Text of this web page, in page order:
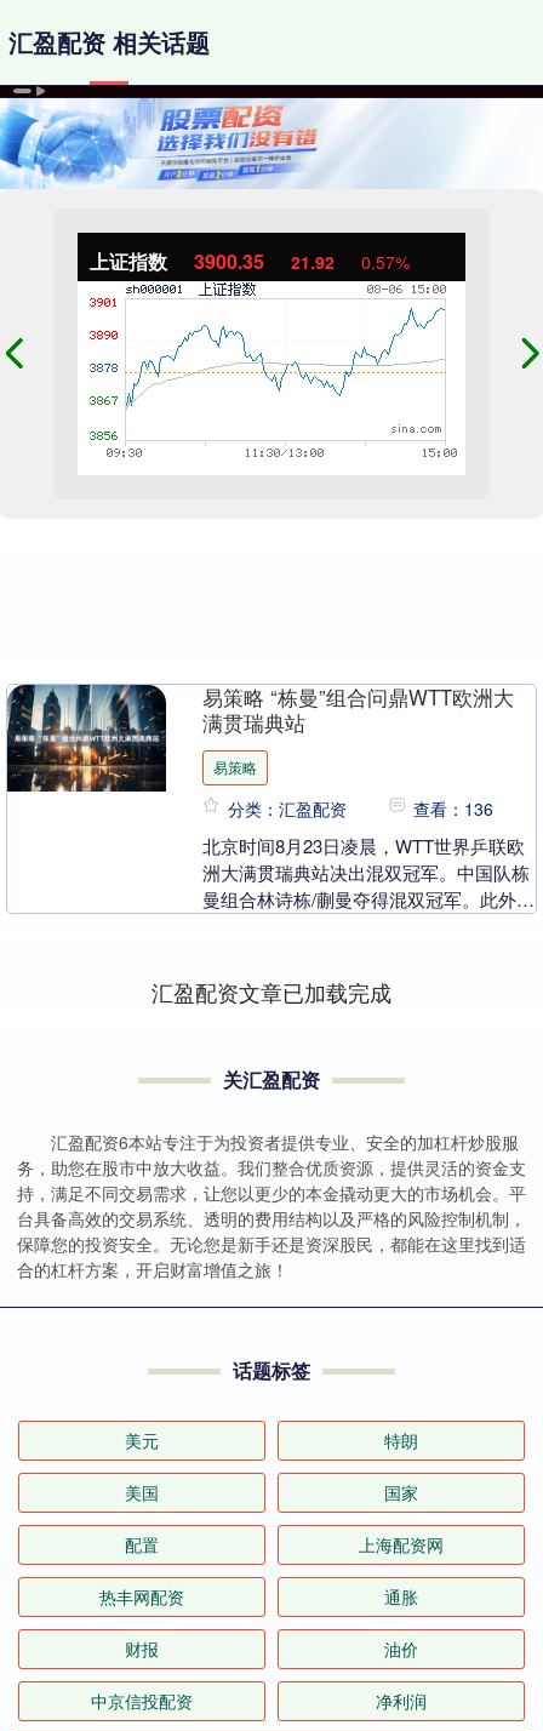
上证指数 3900.35 21.92 0.57%
汇盈配资 相关话题
易策略 “栋曼”组合问鼎WTT欧洲大
满贯瑞典站
易策略
分类：汇盈配资 查看：136
北京时间8月23日凌晨，WTT世界乒联欧
洲大满贯瑞典站决出混双冠军。中国队栋
曼组合林诗栋/蒯曼夺得混双冠军。此外，
汇盈配资文章已加载完成
关汇盈配资
汇盈配资6本站专注于为投资者提供专业、安全的加杠杆炒股服
务，助您在股市中放大收益。我们整合优质资源，提供灵活的资金支
持，满足不同交易需求，让您以更少的本金撬动更大的市场机会。平
台具备高效的交易系统、透明的费用结构以及严格的风险控制机制，
保障您的投资安全。无论您是新手还是资深股民，都能在这里找到适
合的杠杆方案，开启财富增值之旅！
话题标签
美元 特朗
美国 国家
配置 上海配资网
热丰网配资 通胀
财报 油价
中京信投配资 净利润